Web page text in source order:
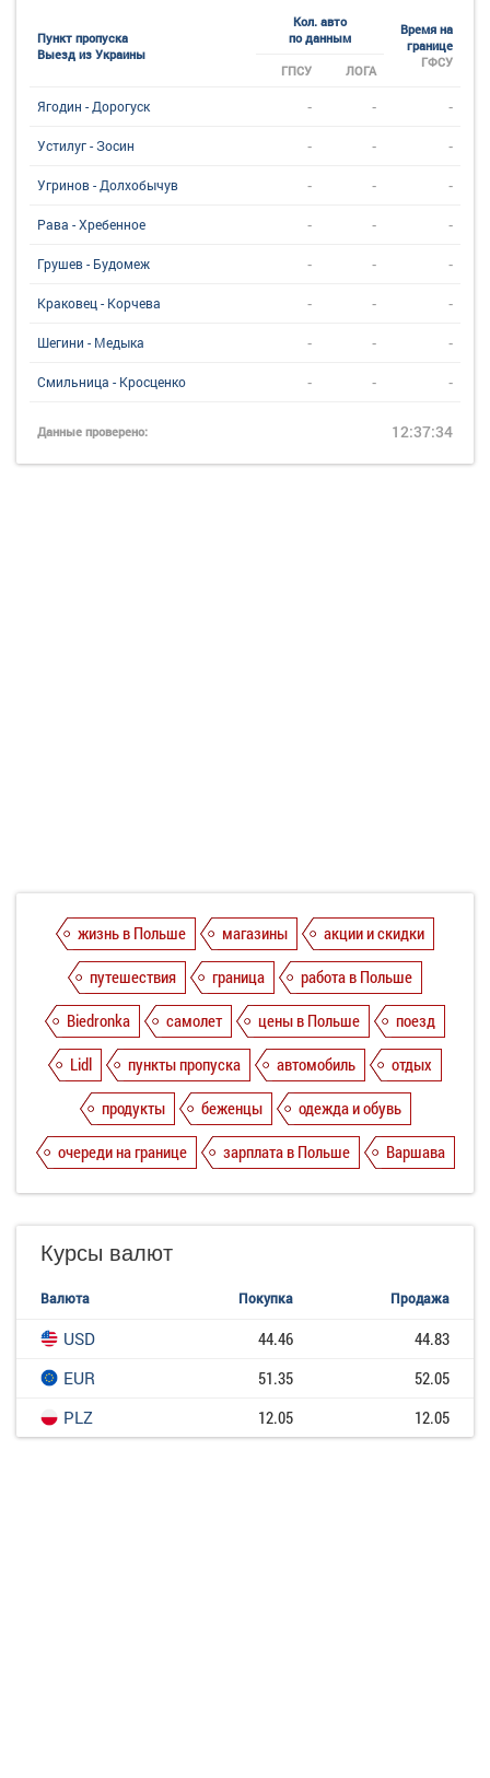
Пункт пропуска
Выезд из Украины
Кол. авто
по данным
Время на
границе
ГФСУ
ГПСУ ЛОГА
Ягодин - Дорогуск - - -
Устилуг - Зосин - - -
Угринов - Долхобычув - - -
Рава - Хребенное - - -
Грушев - Будомеж - - -
Краковец - Корчева - - -
Шегини - Медыка - - -
Смильница - Кросценко - - -
Данные проверено: 12:37:34
жизнь в Польше магазины
акции и скидки
путешествия
граница
работа в Польше
Biedronka
самолет цены в Польше
поезд
Lidl
пункты пропуска автомобиль
отдых
продукты
беженцы
одежда и обувь
очереди на границе
зарплата в Польше Варшава
Курсы валют
Валюта Покупка Продажа
USD 44.46
44.83
EUR
51.35
52.05
PLZ
12.05 12.05